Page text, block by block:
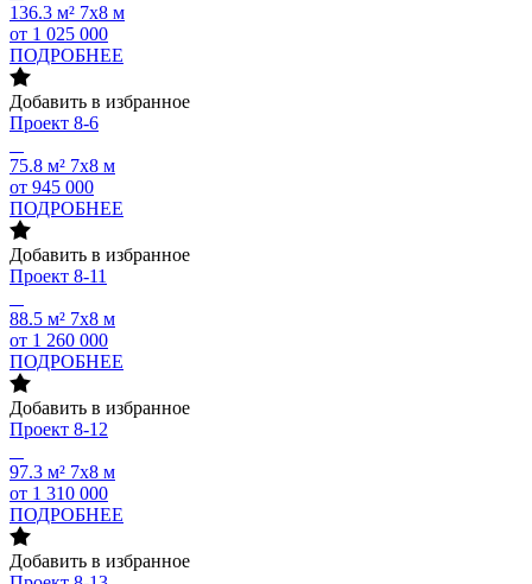
136.3 м² 7х8 м
от 1 025 000
ПОДРОБНЕЕ
Добавить в избранное
Проект 8-6
75.8 м² 7х8 м
от 945 000
ПОДРОБНЕЕ
Добавить в избранное
Проект 8-11
88.5 м² 7х8 м
от 1 260 000
ПОДРОБНЕЕ
Добавить в избранное
Проект 8-12
97.3 м² 7х8 м
от 1 310 000
ПОДРОБНЕЕ
Добавить в избранное